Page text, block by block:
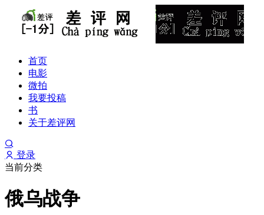
首页
电影
微拍
我要投稿
书
关于差评网
登录
当前分类
俄乌战争